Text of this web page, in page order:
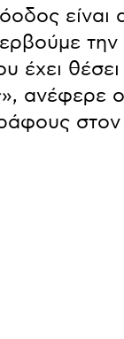
είναι
την
έχει
ανέφερε ο